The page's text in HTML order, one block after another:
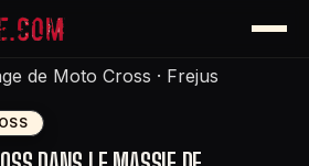
de Moto Cross · Frejus